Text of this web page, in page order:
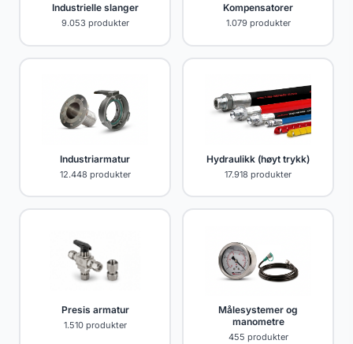
Industrielle slanger
9.053 produkter
Kompensatorer
1.079 produkter
Industriarmatur
12.448 produkter
Hydraulikk (høyt trykk)
17.918 produkter
Presis armatur
1.510 produkter
Målesystemer og
manometre
455 produkter